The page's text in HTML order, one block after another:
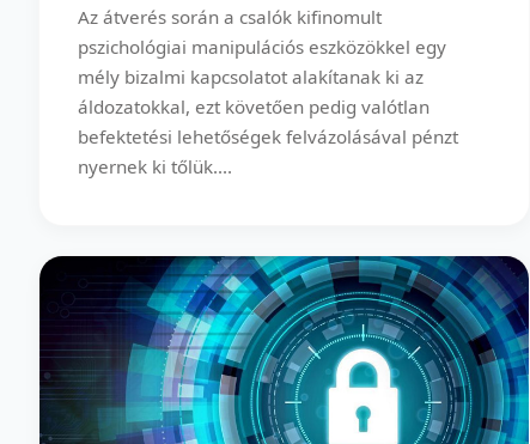
Az átverés során a csalók kifinomult
pszichológiai manipulációs eszközökkel egy
mély bizalmi kapcsolatot alakítanak ki az
áldozatokkal, ezt követően pedig valótlan
befektetési lehetőségek felvázolásával pénzt
nyernek ki tőlük....